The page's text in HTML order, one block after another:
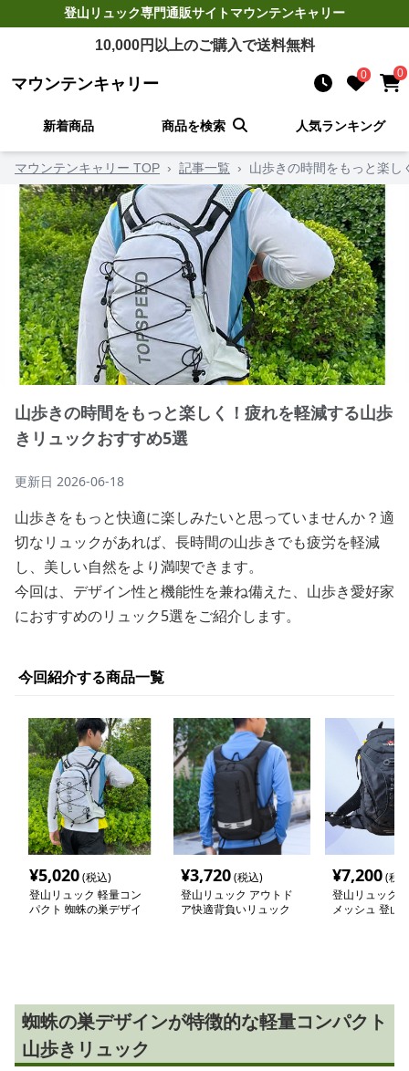
登山リュック専門通販サイトマウンテンキャリー
10,000円以上のご購入で送料無料
マウンテンキャリー 0 0
新着商品 商品を検索 人気ランキング
マウンテンキャリー TOP › 記事一覧 › 山歩きの時間をもっと楽
山歩きの時間をもっと楽しく！疲れを軽減する山歩
きリュックおすすめ5選
更新日 2026-06-18
山歩きをもっと快適に楽しみたいと思っていませんか？適
切なリュックがあれば、長時間の山歩きでも疲労を軽減
し、美しい自然をより満喫できます。
今回は、デザイン性と機能性を兼ね備えた、山歩き愛好家
におすすめのリュック5選をご紹介します。
今回紹介する商品一覧
¥5,020(税込)
登山リュック 軽量コン
パクト 蜘蛛の巣デザイ
¥3,720(税込)
登山リュック アウトド
ア快適背負いリュック
¥7,200(税
登山リュック
メッシュ 登山
蜘蛛の巣デザインが特徴的な軽量コンパクト
山歩きリュック